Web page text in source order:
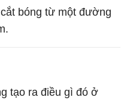
bóng từ một đường
tạo ra điều gì đó ở